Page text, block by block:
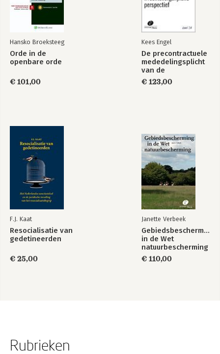
(meer) juist?
6. Kenprobleem: conclusie
7. Hoe nu verder?
Jurisprudentieregister
Hansko Broeksteeg
Orde in de
openbare orde
€ 101,00
Kees Engel
De precontractuele
mededelingsplicht
van de
verzekeringnemer
in
€ 123,00
F.J. Kaat
Resocialisatie van
gedetineerden
€ 25,00
Janette Verbeek
Gebiedsbescherming
in de Wet
natuurbescherming
€ 110,00
Rubrieken